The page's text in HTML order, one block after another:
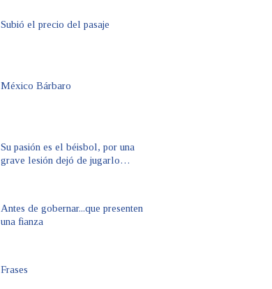
Subió el precio del pasaje
México Bárbaro
Su pasión es el béisbol, por una
grave lesión dejó de jugarlo…
Antes de gobernar...que presenten
una fianza
Frases